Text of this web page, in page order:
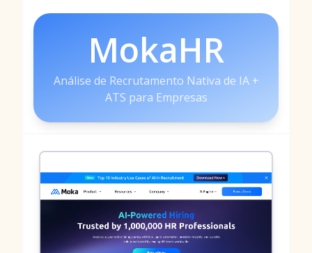
MokaHR
Análise de Recrutamento Nativa de IA +
ATS para Empresas